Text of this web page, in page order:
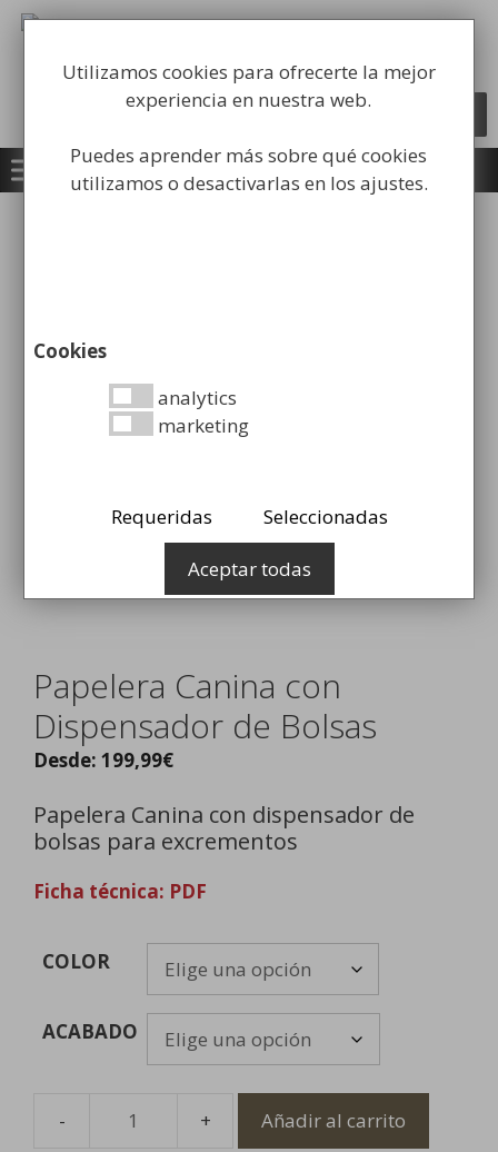
Saltar
contenido
equipamiento para la higiene industrial
Búsqueda
Papelera Canina con
Dispensador de Bolsas
Desde: 199,99€
Papelera Canina con dispensador de
bolsas para excrementos
Ficha técnica: PDF
COLOR
ACABADO
Añadir al carrito
Utilizamos cookies para ofrecerte la mejor
experiencia en nuestra web.
Puedes aprender más sobre qué cookies
utilizamos o desactivarlas en los ajustes.
Cookies
analytics
marketing
Requeridas Seleccionadas
Aceptar todas